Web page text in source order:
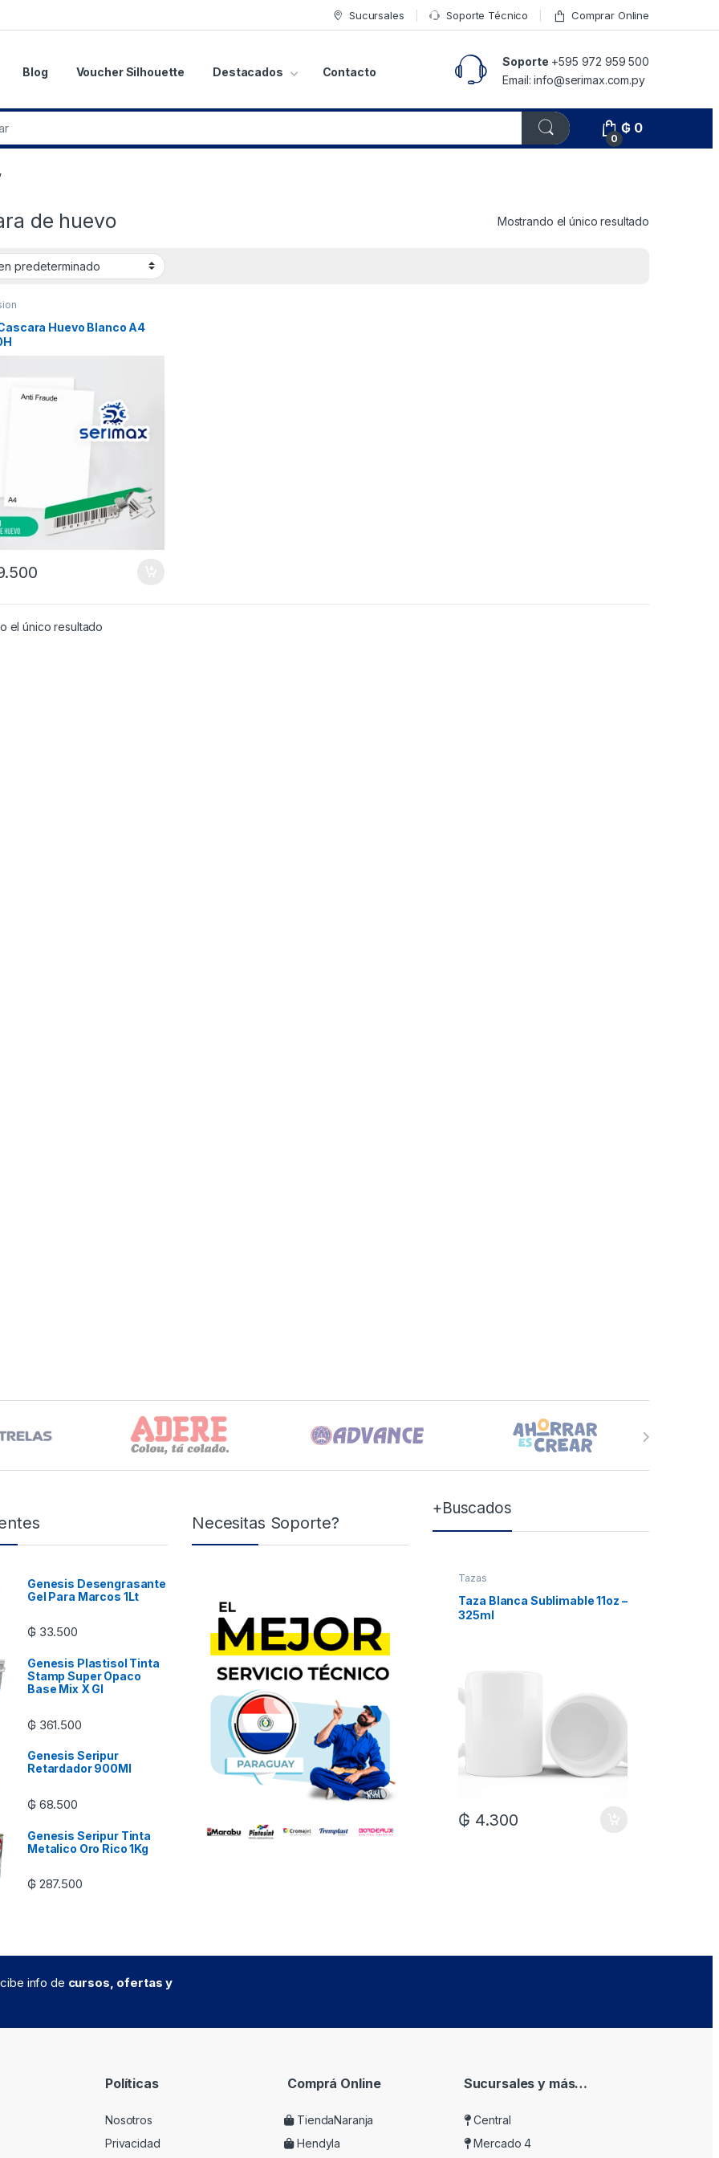
Sucursales Soporte Técnico Comprar Online
Blog Voucher Silhouette Destacados Contacto
Soporte +595 972 959 500
Email: info@serimax.com.py
0
₲ 0
de huevo Mostrando el único resultado
Huevo Blanco A4
el único resultado
Genesis Desengrasante
Gel Para Marcos 1Lt
₲ 33.500
Genesis Plastisol Tinta
Stamp Super Opaco
Base Mix X Gl
₲ 361.500
Genesis Seripur
Retardador 900Ml
₲ 68.500
Genesis Seripur Tinta
Metalico Oro Rico 1Kg
₲ 287.500
Necesitas Soporte?
+Buscados
Tazas
Taza Blanca Sublimable 11oz –
325ml
₲ 4.300
info de cursos, ofertas y
Políticas
Nosotros
Privacidad
Comprá Online
TiendaNaranja
Hendyla
Sucursales y más…
Central
Mercado 4